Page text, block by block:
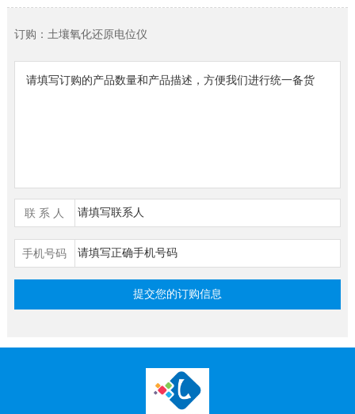
订购：土壤氧化还原电位仪
联 系 人
手机号码